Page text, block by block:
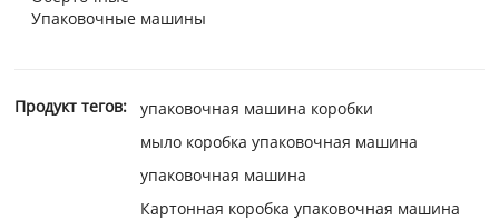
Упаковочные машины
Продукт тегов:
упаковочная машина коробки
мыло коробка упаковочная машина
упаковочная машина
Картонная коробка упаковочная машина